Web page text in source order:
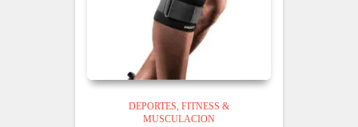
DEPORTES FITNESS &
MUSCULACION